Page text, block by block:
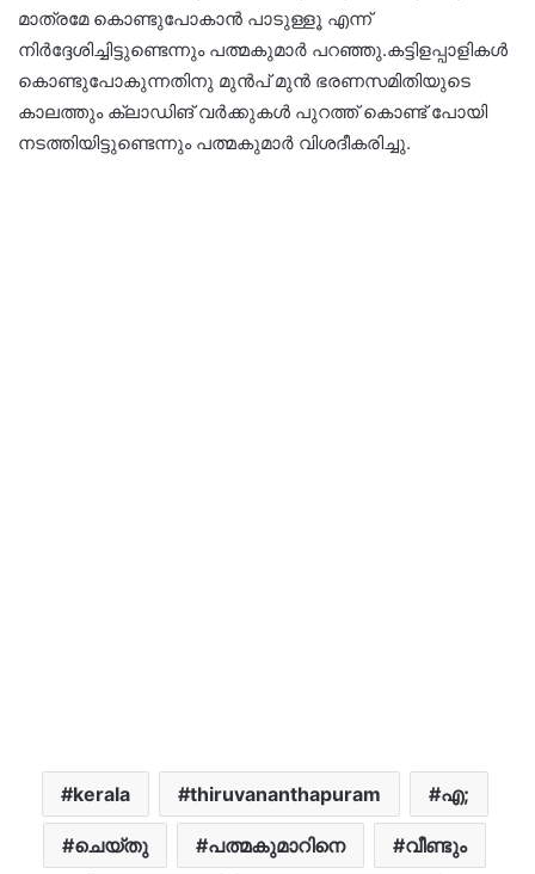
മാത്രമേ കൊണ്ടുപോകാൻ പാടുള്ളൂ എന്ന്
നിർദ്ദേശിച്ചിട്ടുണ്ടെന്നും പത്മകുമാർ പറഞ്ഞു.കട്ടിളപ്പാളികൾ
കൊണ്ടുപോകുന്നതിനു മുൻപ് മുൻ ഭരണസമിതിയുടെ
കാലത്തും ക്ലാഡിങ് വർക്കുകൾ പുറത്ത് കൊണ്ട് പോയി
നടത്തിയിട്ടുണ്ടെന്നും പത്മകുമാർ വിശദീകരിച്ചു.
kerala thiruvananthapuram എ;
ചെയ്തു പത്മകുമാറിനെ വീണ്ടും